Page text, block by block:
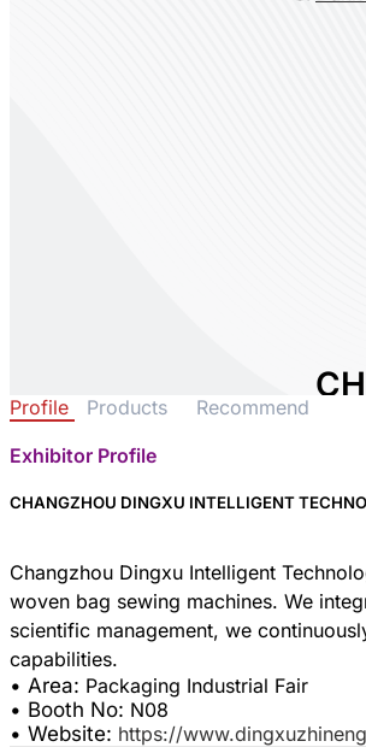
Area:
Profile Products Recommend
Exhibitor Profile
CHANGZHOU DINGXU INTELLIGENT
Changzhou Dingxu Intelligent
woven bag sewing machines. We
scientific management, we
• Area: Packaging Industrial Fair
• Booth No: N08
• Website: https://